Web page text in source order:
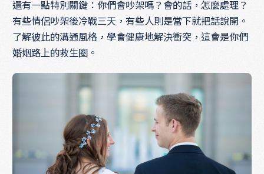
還有一點特別關鍵：你們會吵架嗎？會的話，怎麼處理？
有些情侶吵架後冷戰三天，有些人則是當下就把話說開。
了解彼此的溝通風格，學會健康地解決衝突，這會是你們
婚姻路上的救生圈。